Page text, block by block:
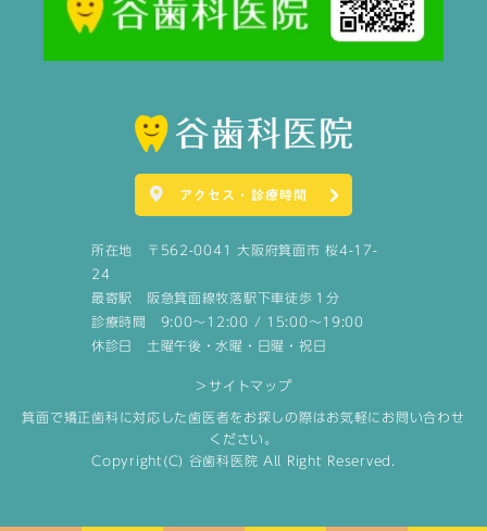
アクセス・診療時間
所在地 〒562-0041 大阪府箕面市 桜4-17-
24
最寄駅 阪急箕面線牧落駅下車徒歩１分
診療時間 9:00～12:00 / 15:00～19:00
休診日 土曜午後・水曜・日曜・祝日
＞サイトマップ
箕面で矯正歯科に対応した歯医者をお探しの際はお気軽にお問い合わせ
ください。
Copyright(C) 谷歯科医院 All Right Reserved.